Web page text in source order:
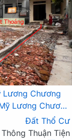
Lương Chương
Lương Chương
Đất Thổ Cư
Thuận Tiện